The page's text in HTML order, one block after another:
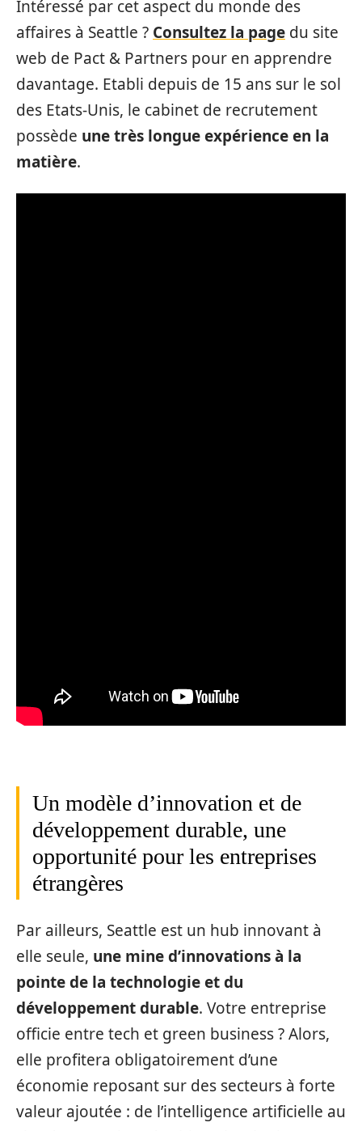
Intéressé par cet aspect du monde des
affaires à Seattle ? Consultez la page du site
web de Pact & Partners pour en apprendre
davantage. Etabli depuis de 15 ans sur le sol
des Etats-Unis, le cabinet de recrutement
possède une très longue expérience en la
matière.
Un modèle d’innovation et de
développement durable, une
opportunité pour les entreprises
étrangères
Par ailleurs, Seattle est un hub innovant à
elle seule, une mine d’innovations à la
pointe de la technologie et du
développement durable. Votre entreprise
officie entre tech et green business ? Alors,
elle profitera obligatoirement d’une
économie reposant sur des secteurs à forte
valeur ajoutée : de l’intelligence artificielle au